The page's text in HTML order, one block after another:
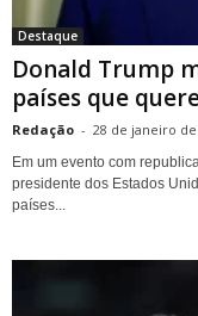
Destaque
Donald Trump
países que
Redação - 28 de janeiro de
Em um evento com
presidente dos Estados
países...